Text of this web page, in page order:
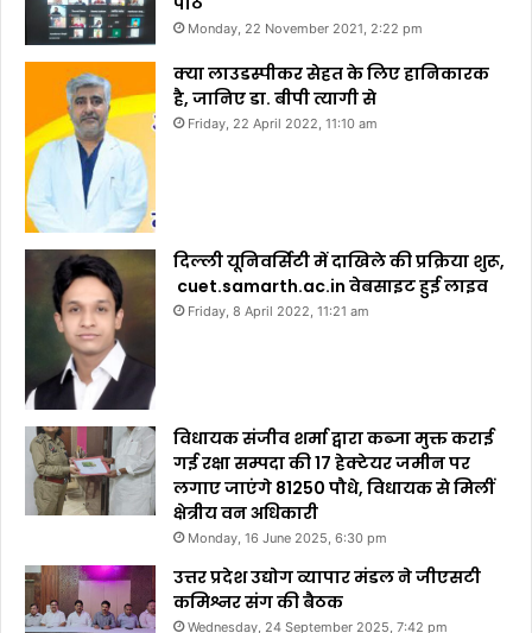
Monday, 22 November 2021, 2:22 pm
क्या लाउडस्पीकर सेहत के लिए हानिकारक
है, जानिए डा. बीपी त्यागी से
Friday, 22 April 2022, 11:10 am
दिल्ली यूनिवर्सिटी में दाखिले की प्रक्रिया शुरू,
cuet.samarth.ac.in वेबसाइट हुई लाइव
Friday, 8 April 2022, 11:21 am
विधायक संजीव शर्मा द्वारा कब्जा मुक्त कराई
गई रक्षा सम्पदा की 17 हेक्टेयर जमीन पर
लगाए जाएंगे 81250 पौधे, विधायक से मिलीं
क्षेत्रीय वन अधिकारी
Monday, 16 June 2025, 6:30 pm
उत्तर प्रदेश उद्योग व्यापार मंडल ने जीएसटी
कमिश्नर संग की बैठक
Wednesday, 24 September 2025, 7:42 pm